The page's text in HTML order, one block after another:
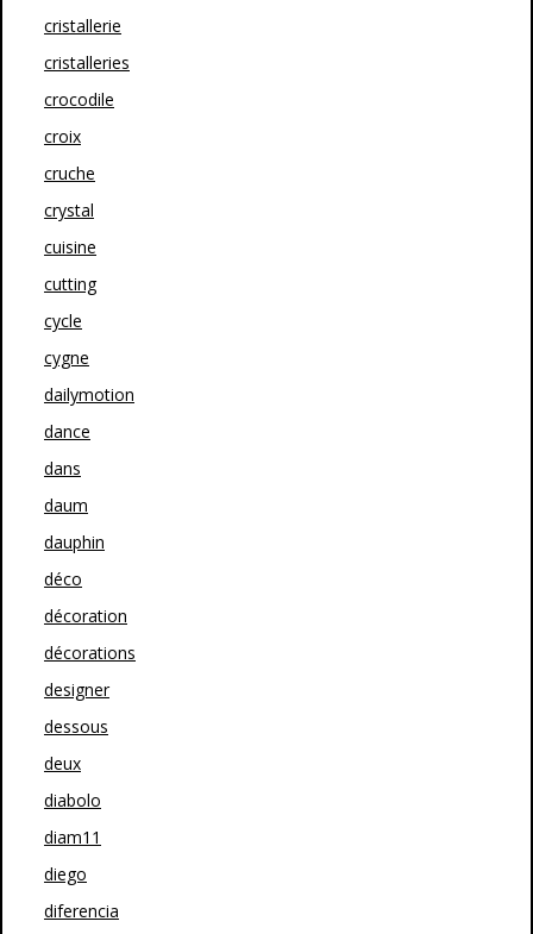
cristallerie
cristalleries
crocodile
croix
cruche
crystal
cuisine
cutting
cycle
cygne
dailymotion
dance
dans
daum
dauphin
déco
décoration
décorations
designer
dessous
deux
diabolo
diam11
diego
diferencia